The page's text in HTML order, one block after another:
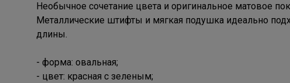
Необычное сочетание цвета и оригинальное матовое
Металлические штифты и мягкая подушка идеально
длины.
- форма: овальная;
- цвет: красная с зеленым;